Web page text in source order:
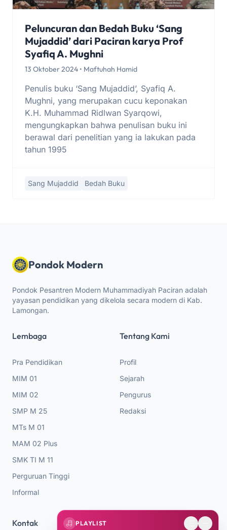
Peluncuran dan Bedah Buku ‘Sang
Mujaddid’ dari Paciran karya Prof
Syafiq A. Mughni
13 Oktober 2024 • Maftuhah Hamid
Penulis buku ‘Sang Mujaddid’, Syafiq A.
Mughni, yang merupakan cucu keponakan
K.H. Muhammad Ridlwan Syarqowi,
mengungkapkan bahwa penulisan buku ini
berawal dari penelitian yang ia lakukan pada
tahun 1995
Sang Mujaddid Bedah Buku
Pondok Modern
Pondok Pesantren Modern Muhammadiyah Paciran adalah
yayasan pendidikan yang dikelola secara modern di Kab.
Lamongan.
Lembaga
Pra Pendidikan
MIM 01
MIM 02
SMP M 25
MTs M 01
MAM 02 Plus
SMK TI M 11
Perguruan Tinggi
Informal
Tentang Kami
Profil
Sejarah
Pengurus
Redaksi
Kontak PLAYLIST